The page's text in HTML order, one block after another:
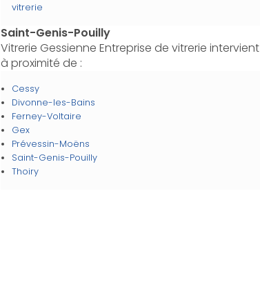
vitrerie
Saint-Genis-Pouilly
Vitrerie Gessienne Entreprise de vitrerie intervient
à proximité de :
Cessy
Divonne-les-Bains
Ferney-Voltaire
Gex
Prévessin-Moëns
Saint-Genis-Pouilly
Thoiry